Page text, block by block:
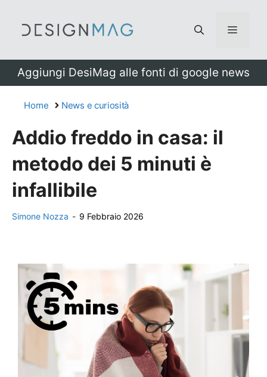
Menu
Aggiungi DesiMag alle fonti di google news
Home News e curiosità
Addio freddo in casa: il
metodo dei 5 minuti è
infallibile
Simone Nozza - 9 Febbraio 2026